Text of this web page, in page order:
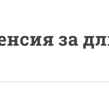
за